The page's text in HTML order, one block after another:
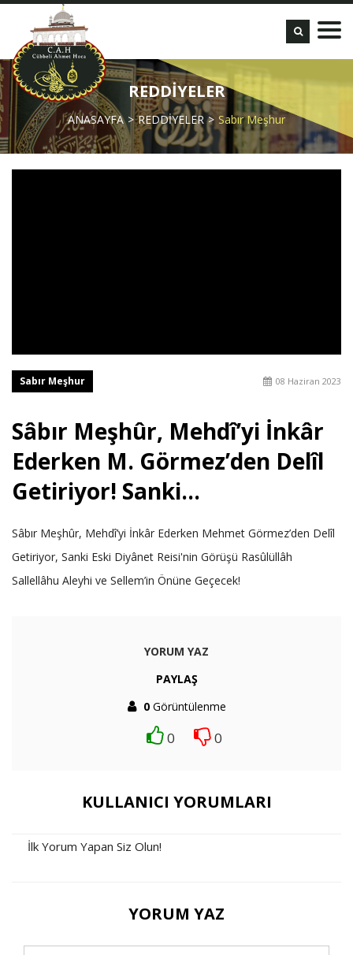
REDDİYELER
ANASAYFA REDDİYELER Sabır Meşhur
Sabır Meşhur 08 Haziran 2023
Sâbır Meşhûr, Mehdî’yi İnkâr
Ederken M. Görmez’den Delîl
Getiriyor! Sanki...
Sâbır Meşhûr, Mehdî’yi İnkâr Ederken Mehmet Görmez’den Delîl
Getiriyor, Sanki Eski Diyânet Reisi'nin Görüşü Rasûlüllâh
Sallellâhu Aleyhi ve Sellem’in Önüne Geçecek!
YORUM YAZ
PAYLAŞ
0Görüntülenme
0 0
KULLANICI YORUMLARI
İlk Yorum Yapan Siz Olun!
YORUM YAZ